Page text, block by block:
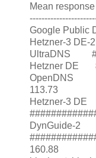
Mean
Google Public
Hetzner-3 DE-
UltraDNS
Hetzner DE
OpenDNS
113.73
Hetzner-3 DE
DynGuide-2
160.88